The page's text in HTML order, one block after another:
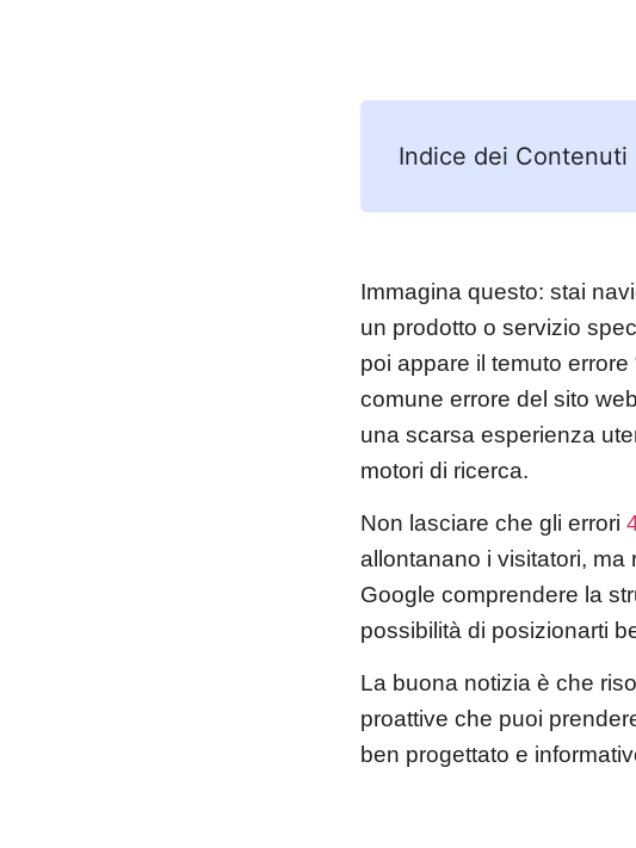
Indice dei Contenuti
Immagina questo: stai
un prodotto o servizio
poi appare il temuto errore
comune errore del sito
una scarsa esperienza
motori di ricerca.
Non lasciare che gli errori
allontanano i visitatori, ma
Google comprendere la
possibilità di posizionarti
La buona notizia è che
proattive che puoi
ben progettato e